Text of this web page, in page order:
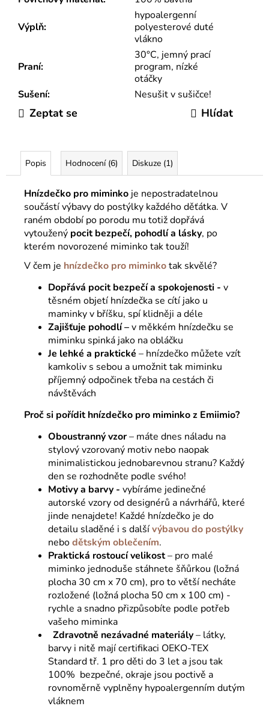
Výplň:
hypoalergenní
polyesterové duté
vlákno
Praní:
30°C, jemný prací
program, nízké
otáčky
Sušení: Nesušit v sušičce!
Zeptat se Hlídat
Popis Hodnocení (6) Diskuze (1)
Hnízdečko pro miminko je nepostradatelnou
součástí výbavy do postýlky každého děťátka. V
raném období po porodu mu totiž dopřává
vytoužený pocit bezpečí, pohodlí a lásky, po
kterém novorozené miminko tak touží!
V čem je hnízdečko pro miminkotak skvělé?
Dopřává pocit bezpečí a spokojenosti - v
těsném objetí hnízdečka se cítí jako u
maminky v bříšku, spí klidněji a déle
Zajišťuje pohodlí –v měkkém hnízdečku se
miminku spinká jako na obláčku
Je lehké a praktické – hnízdečko můžete vzít
kamkoliv s sebou a umožnit tak miminku
příjemný odpočinek třeba na cestách či
návštěvách
Proč si pořídit hnízdečko pro miminko z Emiimio?
Oboustranný vzor– máte dnes náladu na
stylový vzorovaný motiv nebo naopak
minimalistickou jednobarevnou stranu? Každý
den se rozhodněte podle svého!
Motivy a barvy - vybíráme jedinečné
autorské vzory od designérů a návrhářů, které
jinde nenajdete! Každé hnízdečko je do
detailu sladěné i s dalšívýbavou do postýlky
nebodětským oblečením.
Praktická rostoucí velikost– pro malé
miminko jednoduše stáhnete šňůrkou (ložná
plocha 30 cm x 70 cm), pro to větší necháte
rozložené (ložná plocha 50 cm x 100 cm) -
rychle a snadno přizpůsobíte podle potřeb
vašeho miminka
Zdravotně nezávadné materiály– látky,
barvy i nitě mají certifikaci OEKO-TEX
Standard tř. 1 pro děti do 3 let a jsou tak
100% bezpečné, okraje jsou poctivě a
rovnoměrně vyplněny hypoalergenním dutým
vláknem